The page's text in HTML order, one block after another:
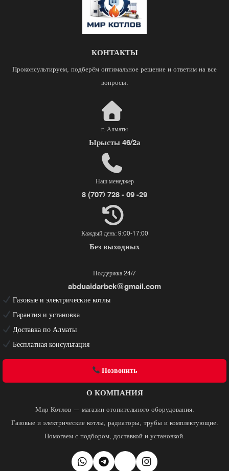
КОНТАКТЫ
Проконсультируем, подберём оптимальное решение и ответим на все
вопросы.
г. Алматы
Ырысты 46/2а
Наш менеджер
8 (707) 728 - 09 -29
Каждый день: 9:00-17:00
Без выходных
Поддержка 24/7
abduaidarbek@gmail.com
Газовые и электрические котлы
Гарантия и установка
Доставка по Алматы
Бесплатная консультация
Позвонить
О КОМПАНИЯ
Мир Котлов — магазин отопительного оборудования.
Газовые и электрические котлы, радиаторы, трубы и комплектующие.
Помогаем с подбором, доставкой и установкой.